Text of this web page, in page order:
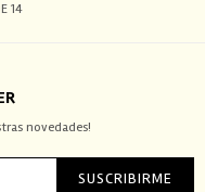
14
novedades!
SUSCRIBIRME